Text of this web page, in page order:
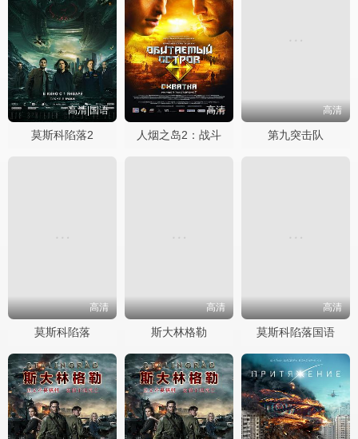
高清|国语
莫斯科陷落2
高清
人烟之岛2：战斗
高清
第九突击队
高清
莫斯科陷落
高清
斯大林格勒
高清
莫斯科陷落国语